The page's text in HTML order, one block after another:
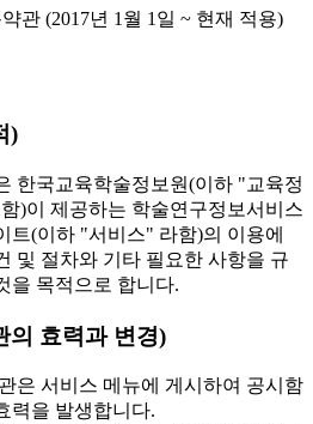
관 (2017년 1월 1일 ~ 현재 적용)
)
한국교육학술정보원(이하 "교육정
)이 제공하는 학술연구정보서비스
트(이하 "서비스" 라함)의 이용에
및 절차와 기타 필요한 사항을 규
을 목적으로 합니다.
의 효력과 변경)
은 서비스 메뉴에 게시하여 공시함
력을 발생합니다.